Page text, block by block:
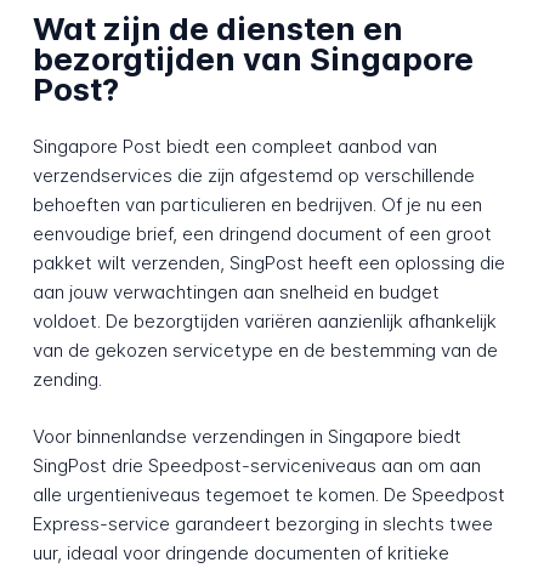
Wat zijn de diensten en
bezorgtijden van Singapore
Post?
Singapore Post biedt een compleet aanbod van
verzendservices die zijn afgestemd op verschillende
behoeften van particulieren en bedrijven. Of je nu een
eenvoudige brief, een dringend document of een groot
pakket wilt verzenden, SingPost heeft een oplossing die
aan jouw verwachtingen aan snelheid en budget
voldoet. De bezorgtijden variëren aanzienlijk afhankelijk
van de gekozen servicetype en de bestemming van de
zending.
Voor binnenlandse verzendingen in Singapore biedt
SingPost drie Speedpost-serviceniveaus aan om aan
alle urgentieniveaus tegemoet te komen. De Speedpost
Express-service garandeert bezorging in slechts twee
uur, ideaal voor dringende documenten of kritieke